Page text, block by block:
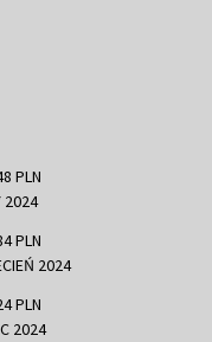
PLN
2024
PLN
2024
PLN
2024